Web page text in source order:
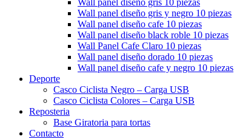
Wall panel diseño gris 10 piezas
Wall panel diseño gris y negro 10 piezas
Wall panel diseño cafe 10 piezas
Wall panel diseño black roble 10 piezas
Wall Panel Cafe Claro 10 piezas
Wall panel diseño dorado 10 piezas
Wall panel diseño cafe y negro 10 piezas
Deporte
Casco Ciclista Negro – Carga USB
Casco Ciclista Colores – Carga USB
Reposteria
Base Giratoria para tortas
Contacto